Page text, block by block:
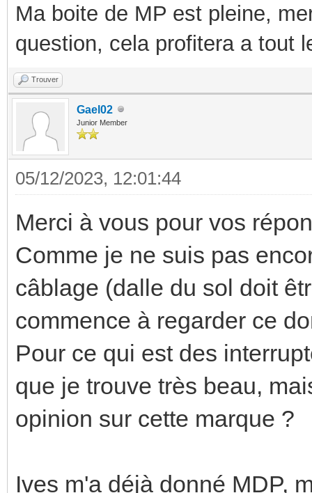
Ma boite de MP est pleine,
question, cela profitera a tout
Trouver
Gael02
Junior Member
05/12/2023, 12:01:44
Merci à vous pour vos
Comme je ne suis pas
câblage (dalle du sol doit
commence à regarder ce
Pour ce qui est des
que je trouve très beau,
opinion sur cette marque ?
Ives m'a déjà donné MDP,